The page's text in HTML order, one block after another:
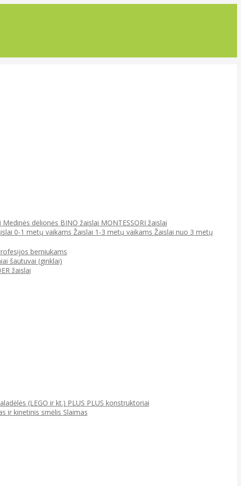
Medinės dėlionės BINO žaislai MONTESSORI žaislai
0-1 metų vaikams Žaislai 1-3 metų vaikams Žaislai nuo 3 metų
berniukams
šautuvai (ginklai)
žaislai
(LEGO ir kt.) PLUS PLUS konstruktoriai
ir kinetinis smėlis Slaimas